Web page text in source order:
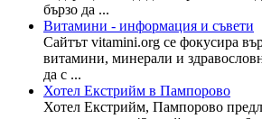
бързо да ...
Витамини - информация и съвети
Сайтът vitamini.org се фокусира
витамини, минерали и
да с ...
Хотел Екстрийм в Пампорово
Хотел Екстрийм, Пампорово